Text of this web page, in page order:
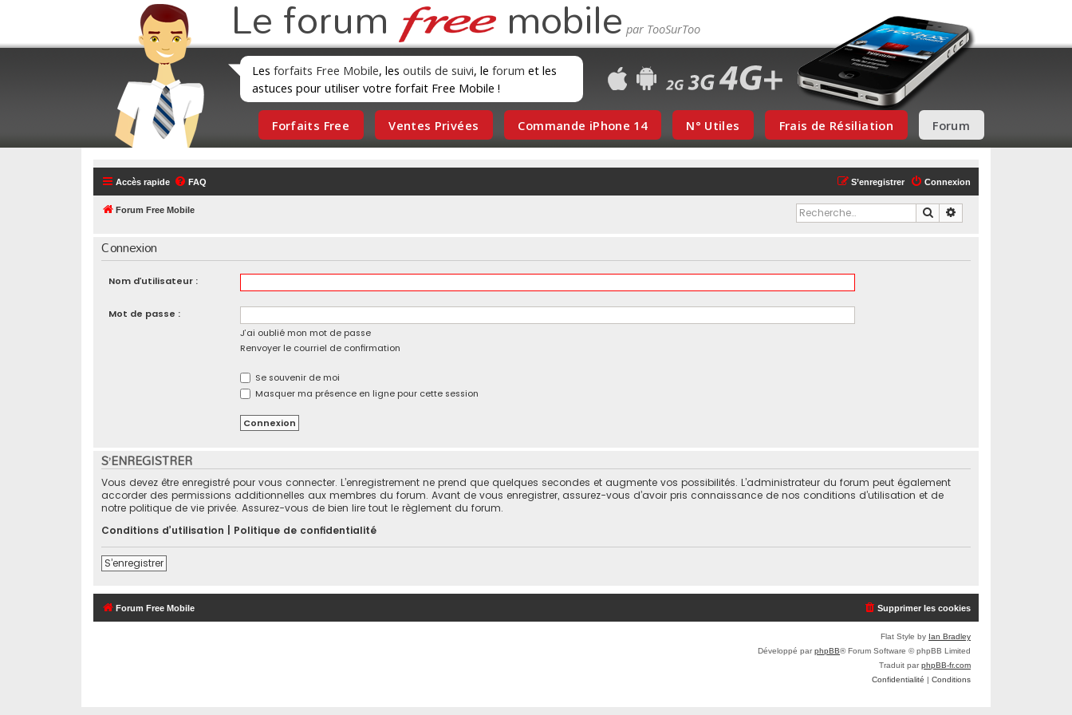
Le forum mobile
Les forfaits Free Mobile, les outils de suivi, le forum et les
astuces pour utiliser votre forfait Free Mobile !
Forfaits Free Ventes Privées Commande iPhone 14 N° Utiles Frais de Résiliation Forum
Accès rapide FAQ Connexion
S’enregistrer
Forum Free Mobile Rechercher
Connexion
Nom d’utilisateur :
Mot de passe :
J’ai oublié mon mot de passe
Renvoyer le courriel de confirmation
Se souvenir de moi
Masquer ma présence en ligne pour cette session
S’ENREGISTRER
Vous devez être enregistré pour vous connecter. L’enregistrement ne prend que quelques secondes et augmente vos possibilités. L’administrateur du forum peut également
accorder des permissions additionnelles aux membres du forum. Avant de vous enregistrer, assurez-vous d’avoir pris connaissance de nos conditions d’utilisation et de
notre politique de vie privée. Assurez-vous de bien lire tout le règlement du forum.
Conditions d’utilisation
Politique de confidentialité
S’enregistrer
Forum Free Mobile Supprimer les cookies
Flat Style by Ian Bradley
Développé parphpBB® Forum Software © phpBB Limited
Traduit parphpBB-fr.com
Confidentialité | Conditions